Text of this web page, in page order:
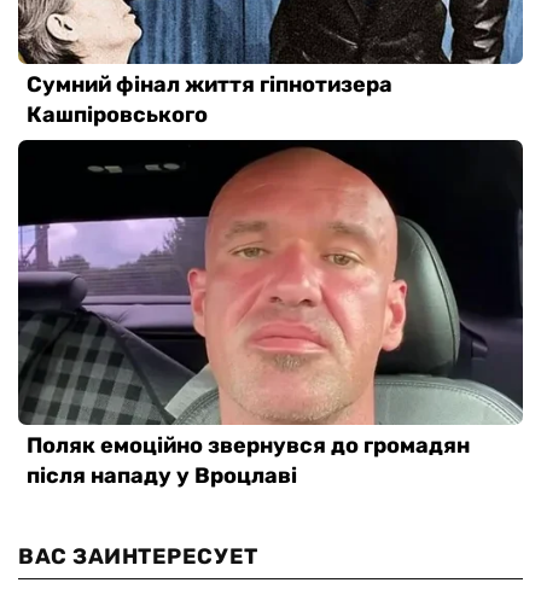
ВАС ЗАИНТЕРЕСУЕТ